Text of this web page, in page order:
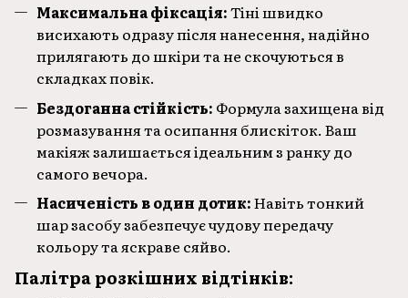
Максимальна фіксація:Тіні швидко
висихають одразу після нанесення, надійно
прилягають до шкіри та не скочуються в
складках повік.
Бездоганна стійкість: Формула захищена від
розмазування та осипання блискіток. Ваш
макіяж залишається ідеальним з ранку до
самого вечора.
Насиченість в один дотик:Навіть тонкий
шар засобу забезпечує чудову передачу
кольору та яскраве сяйво.
Палітра розкішних відтінків: